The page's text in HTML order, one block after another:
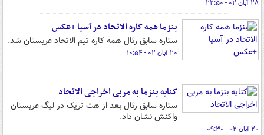
۲۸ آبان ۰۲ - ۲۲:۵۰
بنزما همه کاره الاتحاد در آسیا +عکس
ستاره سابق رئال همه کاره تیم الاتحاد عربستان شد.
۲۰ آبان ۰۲ - ۱۰:۵۴
کنایه بنزما به مربی اخراجی الاتحاد
ستاره سابق رئال بعد از هت تریک در لیگ عربستان
واکنش نشان داد.
۲۰ آبان ۰۲ - ۰۹:۳۰